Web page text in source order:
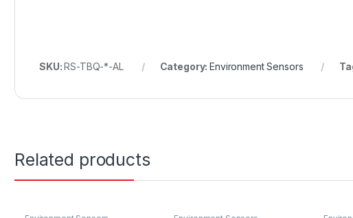
SKU:RS-TBQ-*-AL Category:Environment Sensors
Related products